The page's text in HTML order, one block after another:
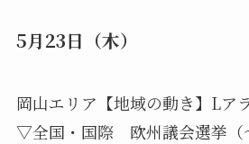
5月23日（木）
岡山エリア【地域の動き】Lア
▽全国・国際 欧州議会選挙（